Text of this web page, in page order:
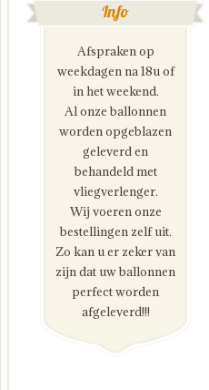
Info
Afspraken op
weekdagen na 18u of
in het weekend.
Al onze ballonnen
worden opgeblazen
geleverd en
behandeld met
vliegverlenger.
Wij voeren onze
bestellingen zelf uit.
Zo kan u er zeker van
zijn dat uw ballonnen
perfect worden
afgeleverd!!!